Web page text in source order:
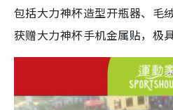
包括大力神杯造型开瓶器、毛
获赠大力神杯手机金属贴，极